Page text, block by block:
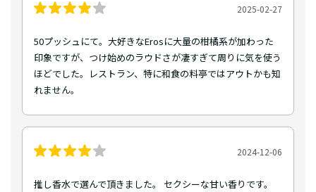
2025-02-27
50プッシュにて。大好きなErosに大量の柑橘系が加わった
印象ですが、つけ始めのラウドさが凄すぎて周りに気を使う
ほどでした。レストラン、特に和食の料亭ではアウトかも知
れません。
2024-12-06
推し香水で選んで頂きました。 セクシーな甘い香りです。